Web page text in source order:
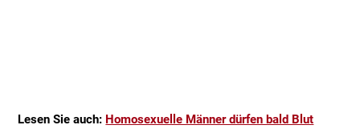
Lesen Sie auch: Homosexuelle Männer dürfen bald Blut